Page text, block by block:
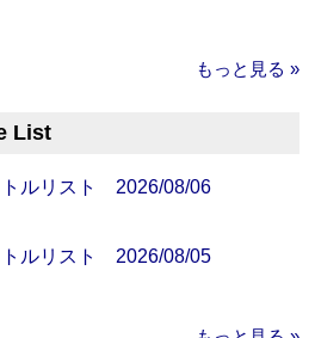
もっと見る »
List
トルリスト 2026/08/06
トルリスト 2026/08/05